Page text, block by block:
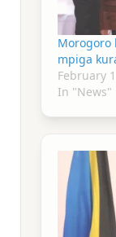
Morogoro
mpiga
February
In "News"